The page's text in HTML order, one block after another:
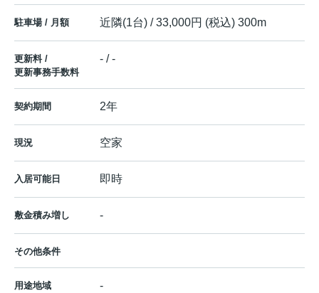
駐車場 / 月額 近隣(1台) / 33,000円 (税込) 300m
更新料 /
更新事務手数料
- / -
契約期間 2年
現況 空家
入居可能日 即時
敷金積み増し -
その他条件
用途地域 -